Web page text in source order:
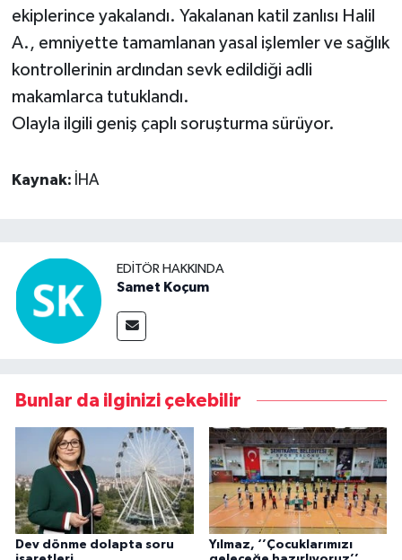
ekiplerince yakalandı. Yakalanan katil zanlısı Halil
A., emniyette tamamlanan yasal işlemler ve sağlık
kontrollerinin ardından sevk edildiği adli
makamlarca tutuklandı.
Olayla ilgili geniş çaplı soruşturma sürüyor.
Kaynak: İHA
EDITÖR HAKKINDA
Samet Koçum
Bunlar da ilginizi çekebilir
Dev dönme dolapta soru
Yılmaz, ‘’Çocuklarımızı